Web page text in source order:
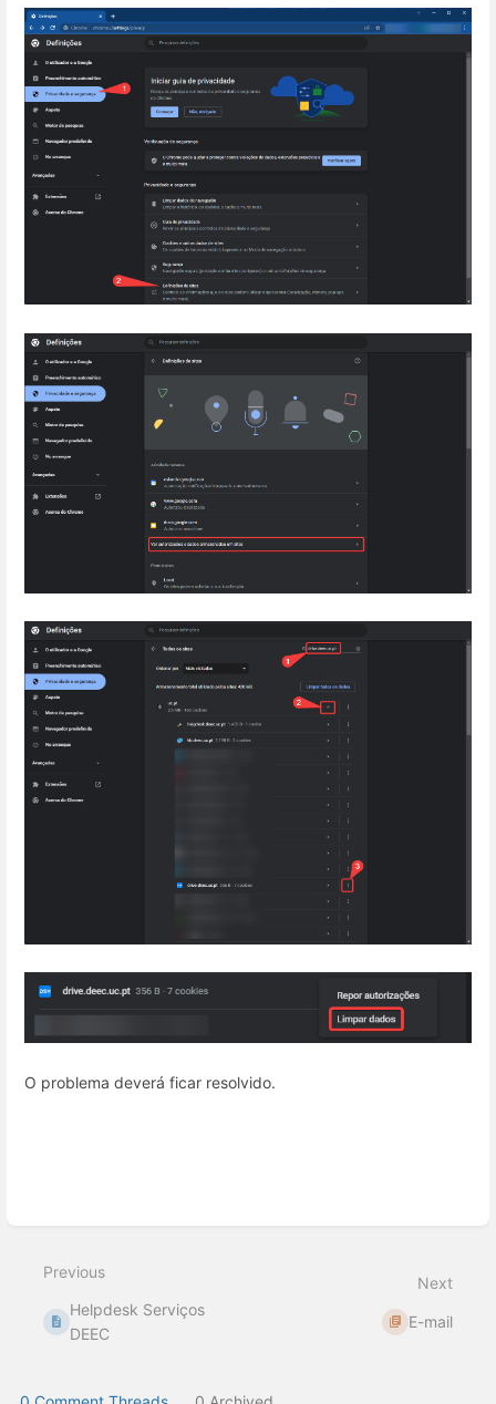
O problema deverá ficar resolvido.
mode
Previous
Helpdesk Serviços
DEEC
Next
E-mail